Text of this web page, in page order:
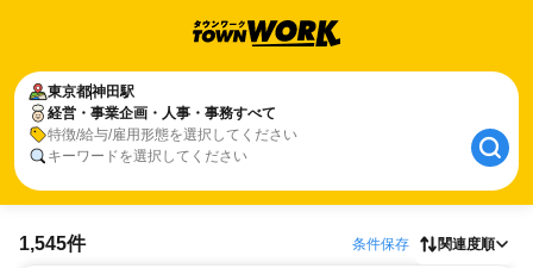
東京都神田駅
経営・事業企画・人事・事務すべて
特徴/給与/雇用形態を選択してください
キーワードを選択してください
1,545件 条件保存 関連度順